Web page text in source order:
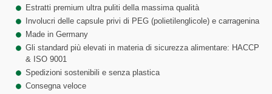
Estratti premium ultra puliti della massima qualità
Involucri delle capsule privi di PEG (polietilenglicole) e carragenina
Made in Germany
Gli standard più elevati in materia di sicurezza alimentare: HACCP
& ISO 9001
Spedizioni sostenibili e senza plastica
Consegna veloce